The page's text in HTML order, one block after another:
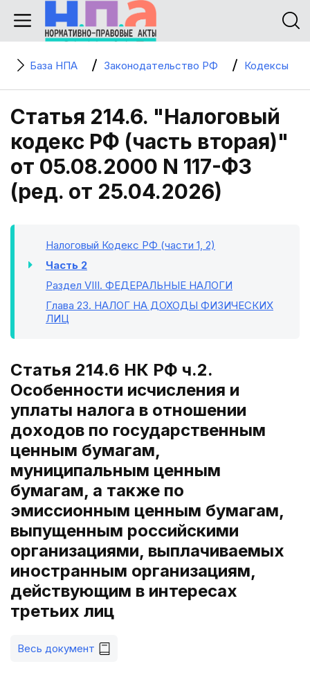
База НПА Законодательство РФ Кодексы
Статья 214.6. "Налоговый
кодекс РФ (часть вторая)"
от 05.08.2000 N 117-ФЗ
(ред. от 25.04.2026)
Налоговый Кодекс РФ (части 1, 2)
Часть 2
Раздел VIII. ФЕДЕРАЛЬНЫЕ НАЛОГИ
Глава 23. НАЛОГ НА ДОХОДЫ ФИЗИЧЕСКИХ
ЛИЦ
Статья 214.6 НК РФ ч.2.
Особенности исчисления и
уплаты налога в отношении
доходов по государственным
ценным бумагам,
муниципальным ценным
бумагам, а также по
эмиссионным ценным бумагам,
выпущенным российскими
организациями, выплачиваемых
иностранным организациям,
действующим в интересах
третьих лиц
Весь документ